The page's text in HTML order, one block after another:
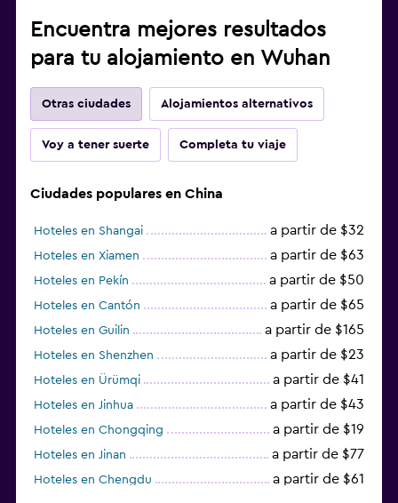
Encuentra mejores resultados
para tu alojamiento en Wuhan
Otras ciudades Alojamientos alternativos
Voy a tener suerte Completa tu viaje
Ciudades populares en China
Hoteles en Shangai a partir de $32
Hoteles en Xiamen a partir de $63
Hoteles en Pekín a partir de $50
Hoteles en Cantón a partir de $65
Hoteles en Guilin a partir de $165
Hoteles en Shenzhen a partir de $23
Hoteles en Ürümqi a partir de $41
Hoteles en Jinhua a partir de $43
Hoteles en Chongqing a partir de $19
Hoteles en Jinan a partir de $77
Hoteles en Chengdu a partir de $61